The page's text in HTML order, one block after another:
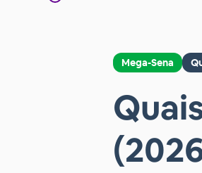
Mega-Sena